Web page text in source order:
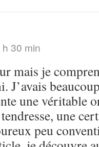
30 min
mais je
J’avais
une véritable
une
peu